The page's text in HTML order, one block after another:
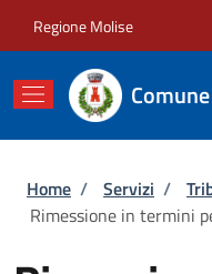
Regione Molise
Briciole di
Home / Servizi /
Rimessione in termini